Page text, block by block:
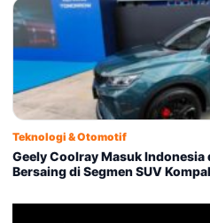
Teknologi & Otomotif
Geely Coolray Masuk Indonesia
Bersaing di Segmen SUV